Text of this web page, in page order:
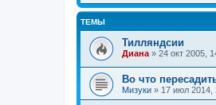
ТЕМЫ
Тилляндсии
Диана » 24 окт 2005,
Во что
Мизуки » 17 июл 2014,